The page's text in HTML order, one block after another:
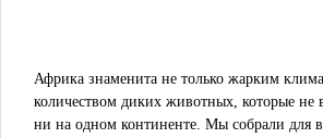
Африка знаменита не только жарким
количеством диких животных, которые не
ни на одном континенте. Мы собрали для